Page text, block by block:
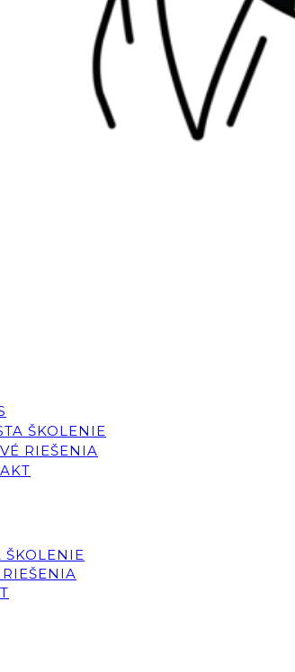
ŠKOLENIE
RIEŠENIA
ŠKOLENIE